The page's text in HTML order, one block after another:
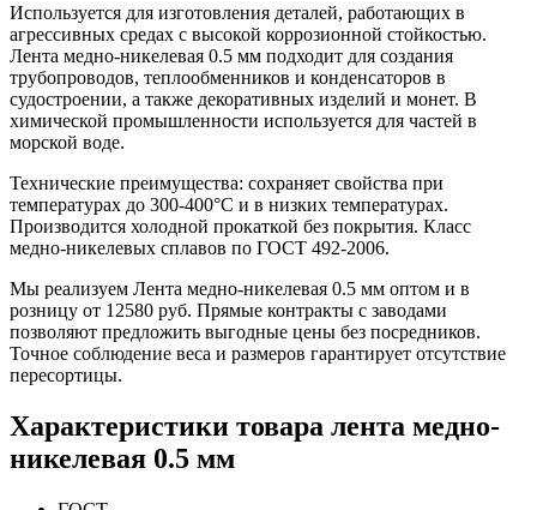
Используется для изготовления деталей, работающих в
агрессивных средах с высокой коррозионной стойкостью.
Лента медно-никелевая 0.5 мм подходит для создания
трубопроводов, теплообменников и конденсаторов в
судостроении, а также декоративных изделий и монет. В
химической промышленности используется для частей в
морской воде.
Технические преимущества: сохраняет свойства при
температурах до 300-400°C и в низких температурах.
Производится холодной прокаткой без покрытия. Класс
медно-никелевых сплавов по ГОСТ 492-2006.
Мы реализуем Лента медно-никелевая 0.5 мм оптом и в
розницу от 12580 руб. Прямые контракты с заводами
позволяют предложить выгодные цены без посредников.
Точное соблюдение веса и размеров гарантирует отсутствие
пересортицы.
Характеристики товара лента медно-
никелевая 0.5 мм